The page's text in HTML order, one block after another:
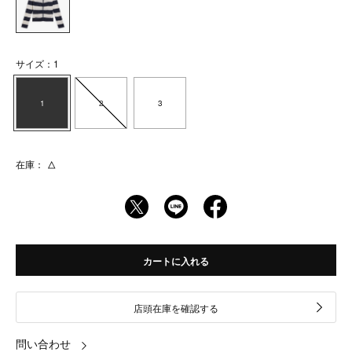
サイズ：1
1 2 3
在庫： △
カートに入れる
店頭在庫を確認する
問い合わせ